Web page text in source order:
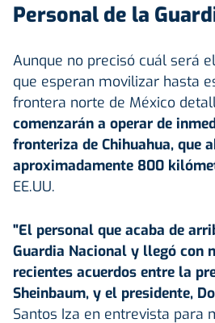
Personal de la
Aunque no precisó cuál será
que esperan movilizar hasta
frontera norte de México
comenzarán a operar de
fronteriza de Chihuahua, que
aproximadamente 800
EE.UU.
"El personal que acaba de
Guardia Nacional y llegó con
recientes acuerdos entre la
Sheinbaum, y el presidente,
Santos Iza en entrevista para